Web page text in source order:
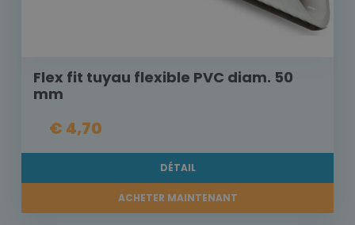
Flex fit tuyau flexible PVC diam. 50
mm
€ 4,70
DÉTAIL
ACHETER MAINTENANT